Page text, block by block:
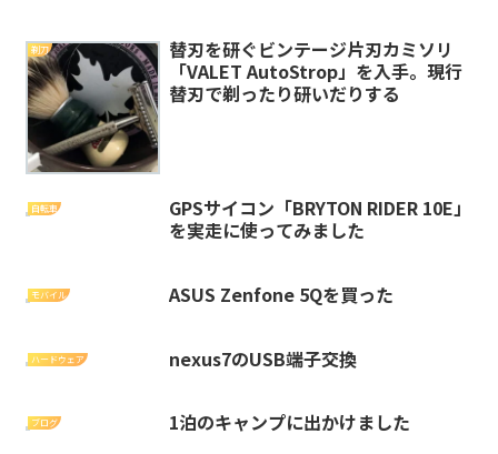
剃刀
替刃を研ぐビンテージ片刃カミソリ
「VALET AutoStrop」を入手。現行
替刃で剃ったり研いだりする
自転車
GPSサイコン「BRYTON RIDER 10E」
を実走に使ってみました
モバイル ASUS Zenfone 5Qを買った
ハードウェア nexus7のUSB端子交換
ブログ 1泊のキャンプに出かけました